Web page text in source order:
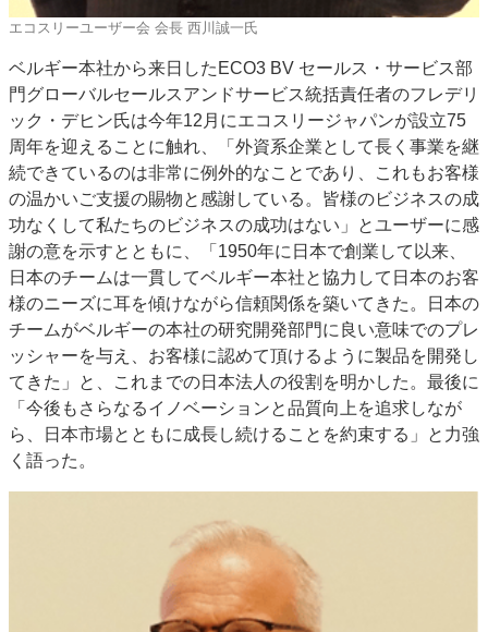
エコスリーユーザー会 会長 西川誠一氏
ベルギー本社から来日したECO3 BV セールス・サービス部
門グローバルセールスアンドサービス統括責任者のフレデリ
ック・デヒン氏は今年12月にエコスリージャパンが設立75
周年を迎えることに触れ、「外資系企業として長く事業を継
続できているのは非常に例外的なことであり、これもお客様
の温かいご支援の賜物と感謝している。皆様のビジネスの成
功なくして私たちのビジネスの成功はない」とユーザーに感
謝の意を示すとともに、「1950年に日本で創業して以来、
日本のチームは一貫してベルギー本社と協力して日本のお客
様のニーズに耳を傾けながら信頼関係を築いてきた。日本の
チームがベルギーの本社の研究開発部門に良い意味でのプレ
ッシャーを与え、お客様に認めて頂けるように製品を開発し
てきた」と、これまでの日本法人の役割を明かした。最後に
「今後もさらなるイノベーションと品質向上を追求しなが
ら、日本市場とともに成長し続けることを約束する」と力強
く語った。